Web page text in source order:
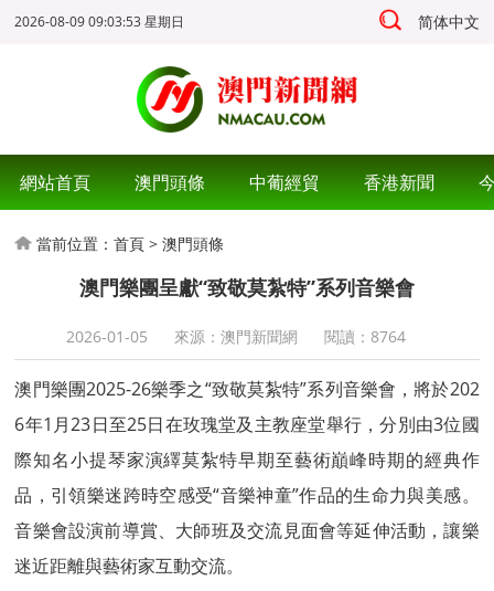
2026-08-09 09:03:53 星期日 简体中文
網站首頁 澳門頭條 中葡經貿 香港新聞
當前位置：首頁 >澳門頭條
澳門樂團呈獻“致敬莫紮特”系列音樂會
2026-01-05 來源：澳門新聞網 閱讀： 8764
澳門樂團2025-26樂季之“致敬莫紮特”系列音樂會，將於202
6年1月23日至25日在玫瑰堂及主教座堂舉行，分別由3位國
際知名小提琴家演繹莫紮特早期至藝術巔峰時期的經典作
品，引領樂迷跨時空感受“音樂神童”作品的生命力與美感。
音樂會設演前導賞、大師班及交流見面會等延伸活動，讓樂
迷近距離與藝術家互動交流。